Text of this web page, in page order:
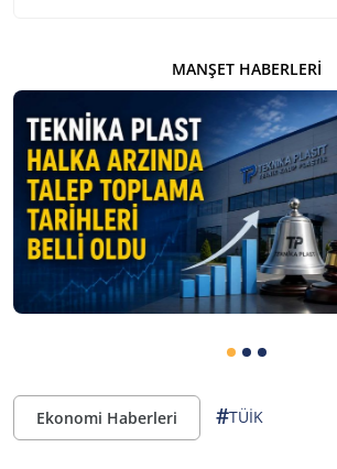
MANŞET HABERLERI
Ekonomi Haberleri #TÜİK